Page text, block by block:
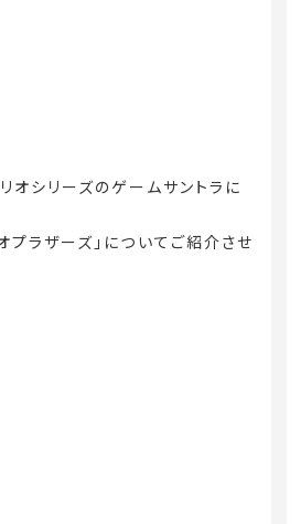
オシリーズのゲームサントラに
プラザーズ」についてご紹介させ